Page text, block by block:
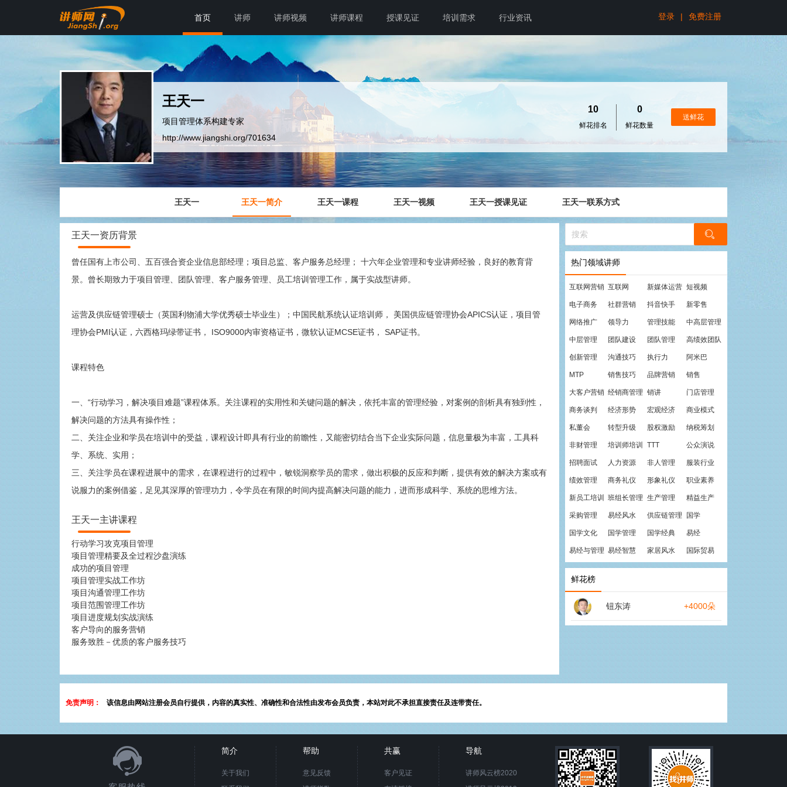
首页 讲师 讲师视频 讲师课程 授课见证 培训需求 行业资讯 登录 | 免费注册
王天一
项目管理体系构建专家
http://www.jiangshi.org/701634
10
鲜花排名
0
鲜花数量
送鲜花
王天一 王天一简介 王天一课程 王天一视频 王天一授课见证 王天一联系方式
王天一资历背景
曾任国有上市公司、五百强合资企业信息部经理；项目总监、客户服务总经理； 十六年企业管理和专业讲师经验，良好的教育背
景。曾长期致力于项目管理、团队管理、客户服务管理、员工培训管理工作，属于实战型讲师。
运营及供应链管理硕士（英国利物浦大学优秀硕士毕业生）；中国民航系统认证培训师， 美国供应链管理协会APICS认证，项目管
理协会PMI认证，六西格玛绿带证书， ISO9000内审资格证书，微软认证MCSE证书， SAP证书。
课程特色
一、“行动学习，解决项目难题”课程体系。关注课程的实用性和关键问题的解决，依托丰富的管理经验，对案例的剖析具有独到性，
解决问题的方法具有操作性；
二、关注企业和学员在培训中的受益，课程设计即具有行业的前瞻性，又能密切结合当下企业实际问题，信息量极为丰富，工具科
学、系统、实用；
三、关注学员在课程进展中的需求，在课程进行的过程中，敏锐洞察学员的需求，做出积极的反应和判断，提供有效的解决方案或有
说服力的案例借鉴，足见其深厚的管理功力，令学员在有限的时间内提高解决问题的能力，进而形成科学、系统的思维方法。
王天一主讲课程
行动学习攻克项目管理
项目管理精要及全过程沙盘演练
成功的项目管理
项目管理实战工作坊
项目沟通管理工作坊
项目范围管理工作坊
项目进度规划实战演练
客户导向的服务营销
服务致胜－优质的客户服务技巧
热门领域讲师
互联网营销 互联网 新媒体运营 短视频
电子商务 社群营销 抖音快手 新零售
网络推广 领导力 管理技能 中高层管理
中层管理 团队建设 团队管理 高绩效团队
创新管理 沟通技巧 执行力 阿米巴
MTP 销售技巧 品牌营销 销售
大客户营销 经销商管理 销讲 门店管理
商务谈判 经济形势 宏观经济 商业模式
私董会 转型升级 股权激励 纳税筹划
非财管理 培训师培训 TTT 公众演说
招聘面试 人力资源 非人管理 服装行业
绩效管理 商务礼仪 形象礼仪 职业素养
新员工培训 班组长管理 生产管理 精益生产
采购管理 易经风水 供应链管理 国学
国学文化 国学管理 国学经典 易经
易经与管理 易经智慧 家居风水 国际贸易
鲜花榜
钮东涛 +4000朵
免责声明： 该信息由网站注册会员自行提供，内容的真实性、准确性和合法性由发布会员负责，本站对此不承担直接责任及连带责任。
简介
关于我们
帮助
意见反馈
共赢
客户见证
导航
讲师风云榜2020